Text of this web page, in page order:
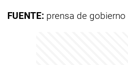
FUENTE: prensa de